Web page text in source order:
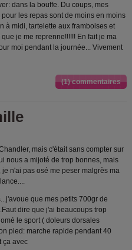
dans la bouffe. Du coups, mes
les repas sont de moins en moins
à midi, tartelette aux framboises et
je me reprenne!!!!!! En fait je ma
moi pendant la journée... Vivement
(1) commentaires
mais c'était sans compter sur
nous a mijoté de trop bonnes, mais
n'ai pas osé me peser malgrès ma
que mes petits 700gr de
dire que j'ai beaucoups trop
le sport ( doleurs dorsales
pied: marche rapide pendant 40
ça avec